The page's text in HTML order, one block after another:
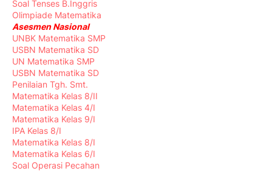
Soal Tenses B.Inggris
Olimpiade Matematika
Asesmen Nasional
UNBK Matematika SMP
USBN Matematika SD
UN Matematika SMP
USBN Matematika SD
Penilaian Tgh. Smt.
Matematika Kelas 8/II
Matematika Kelas 4/I
Matematika Kelas 9/I
IPA Kelas 8/I
Matematika Kelas 8/I
Matematika Kelas 6/I
Soal Operasi Pecahan